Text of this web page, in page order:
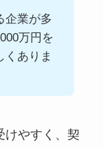
企業が多
万円を
くありま
けやすく、契